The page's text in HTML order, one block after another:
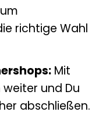
richtige Wahl
Mit
weiter und Du
abschließen.